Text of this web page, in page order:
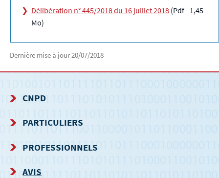
Délibération n° 445/2018 du 16 juillet 2018 (Pdf - 1,45
Mo)
Dernière mise à jour20/07/2018
MENU
DE
NAVIGATION
CNPD
PARTICULIERS
PROFESSIONNELS
AVIS